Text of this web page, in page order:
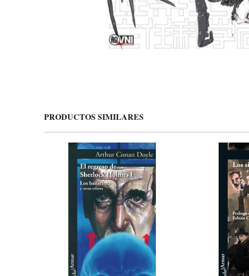
PRODUCTOS SIMILARES